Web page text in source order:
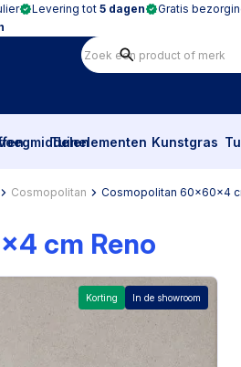
Levering tot 5 dagen Gratis
Tuinelementen Kunstgras
Cosmopolitan Cosmopolitan 60x60x4
cm Reno
Korting In de showroom